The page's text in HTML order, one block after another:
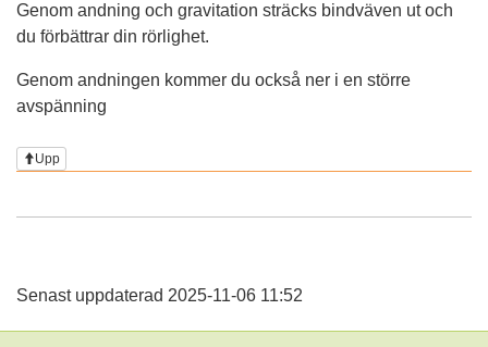
Genom andning och gravitation sträcks bindväven ut och
du förbättrar din rörlighet.
Genom andningen kommer du också ner i en större
avspänning
Upp
Senast uppdaterad 2025-11-06 11:52